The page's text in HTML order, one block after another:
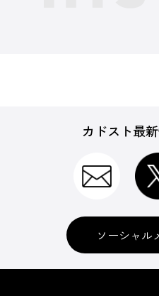
カドスト最
ソーシャル